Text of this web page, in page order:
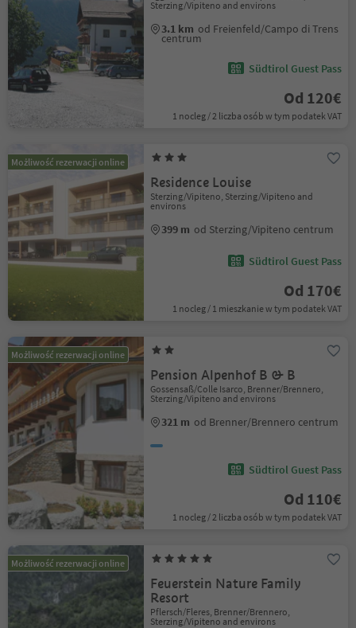
Sterzing/Vipiteno and environs
3.1 km od Freienfeld/Campo di Trens
centrum
Südtirol Guest Pass
Od 120€
1 nocleg / 2 liczba osób w tym podatek VAT
Możliwość rezerwacji online
Residence Louise
Sterzing/Vipiteno, Sterzing/Vipiteno and
environs
399 m od Sterzing/Vipiteno centrum
Südtirol Guest Pass
Od 170€
1 nocleg / 1 mieszkanie w tym podatek VAT
Możliwość rezerwacji online
Pension Alpenhof B & B
Gossensaß/Colle Isarco, Brenner/Brennero,
Sterzing/Vipiteno and environs
321 m od Brenner/Brennero centrum
Südtirol Guest Pass
Od 110€
1 nocleg / 2 liczba osób w tym podatek VAT
Możliwość rezerwacji online
Feuerstein Nature Family
Resort
Pflersch/Fleres, Brenner/Brennero,
Sterzing/Vipiteno and environs